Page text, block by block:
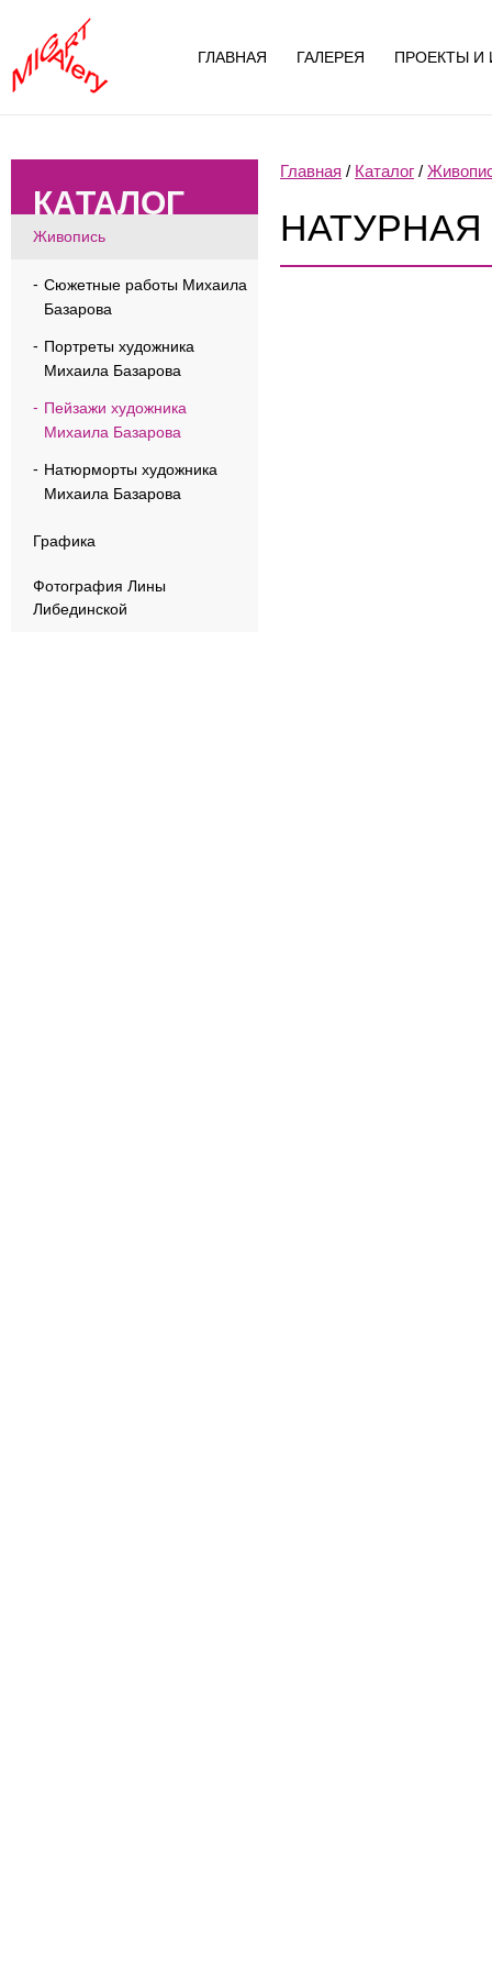
ГЛАВНАЯ ГАЛЕРЕЯ ПРОЕКТЫ И
КАТАЛОГ
Живопись
Сюжетные работы Михаила
Базарова
Портреты художника
Михаила Базарова
Пейзажи художника
Михаила Базарова
Натюрморты художника
Михаила Базарова
Графика
Фотография Лины
Либединской
Главная / Каталог /
НАТУРНАЯ